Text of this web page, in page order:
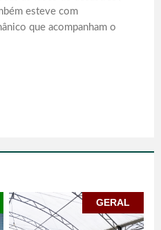
esteve com
que acompanham o
GERAL